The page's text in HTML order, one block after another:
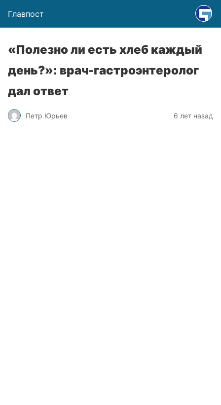
Главпост
«Полезно ли есть хлеб каждый
день?»: врач-гастроэнтеролог
дал ответ
Петр Юрьев 6 лет назад